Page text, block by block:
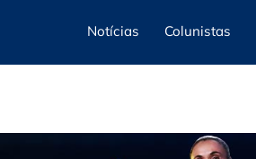
Notícias Colunistas